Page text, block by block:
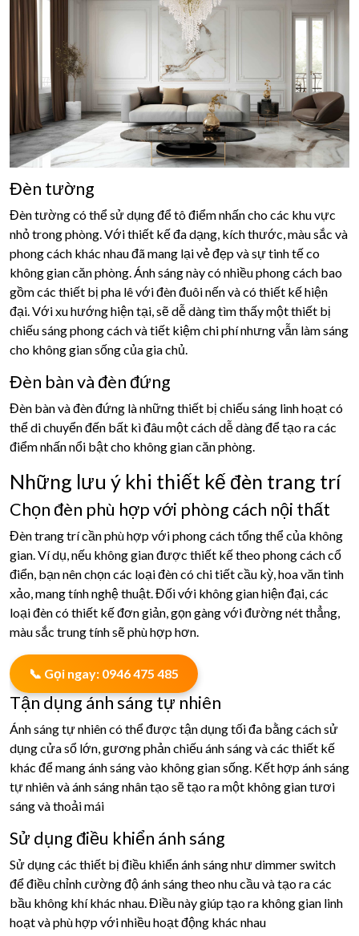
Đèn tường
Đèn tường có thể sử dụng để tô điểm nhấn cho các khu vực
nhỏ trong phòng. Với thiết kế đa dạng, kích thước, màu sắc và
phong cách khác nhau đã mang lại vẻ đẹp và sự tinh tế co
không gian căn phòng. Ánh sáng này có nhiều phong cách bao
gồm các thiết bị pha lê với đèn đuôi nến và có thiết kế hiện
đại. Với xu hướng hiện tại, sẽ dễ dàng tìm thấy một thiết bị
chiếu sáng phong cách và tiết kiệm chi phí nhưng vẫn làm sáng
cho không gian sống của gia chủ.
Đèn bàn và đèn đứng
Đèn bàn và đèn đứng là những thiết bị chiếu sáng linh hoạt có
thể di chuyển đến bất kì đâu một cách dễ dàng để tạo ra các
điểm nhấn nổi bật cho không gian căn phòng.
Những lưu ý khi thiết kế đèn trang trí
Chọn đèn phù hợp với phòng cách nội thất
Đèn trang trí cần phù hợp với phong cách tổng thể của không
gian. Ví dụ, nếu không gian được thiết kế theo phong cách cổ
điển, bạn nên chọn các loại đèn có chi tiết cầu kỳ, hoa văn tinh
xảo, mang tính nghệ thuật. Đối với không gian hiện đại, các
loại đèn có thiết kế đơn giản, gọn gàng với đường nét thẳng,
màu sắc trung tính sẽ phù hợp hơn.
📞 Gọi ngay: 0946 475 485
Tận dụng ánh sáng tự nhiên
Ánh sáng tự nhiên có thể được tận dụng tối đa bằng cách sử
dụng cửa sổ lớn, gương phản chiếu ánh sáng và các thiết kế
khác để mang ánh sáng vào không gian sống. Kết hợp ánh sáng
tự nhiên và ánh sáng nhân tạo sẽ tạo ra một không gian tươi
sáng và thoải mái
Sử dụng điều khiển ánh sáng
Sử dụng các thiết bị điều khiển ánh sáng như dimmer switch
để điều chỉnh cường độ ánh sáng theo nhu cầu và tạo ra các
bầu không khí khác nhau. Điều này giúp tạo ra không gian linh
hoạt và phù hợp với nhiều hoạt động khác nhau​